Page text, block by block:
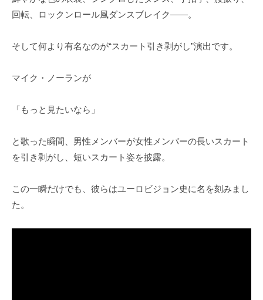
回転、ロックンロール風ダンスブレイク――。
そして何より有名なのが“スカート引き剥がし”演出です。
マイク・ノーランが
「もっと見たいなら」
と歌った瞬間、男性メンバーが女性メンバーの長いスカート
を引き剥がし、短いスカート姿を披露。
この一瞬だけでも、彼らはユーロビジョン史に名を刻みまし
た。